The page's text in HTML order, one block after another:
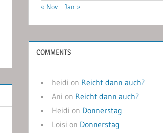
« Nov
Jan »
COMMENTS
heidi on Reicht dann auch?
Ani on Reicht dann auch?
Heidi on Donnerstag
Loisi on Donnerstag